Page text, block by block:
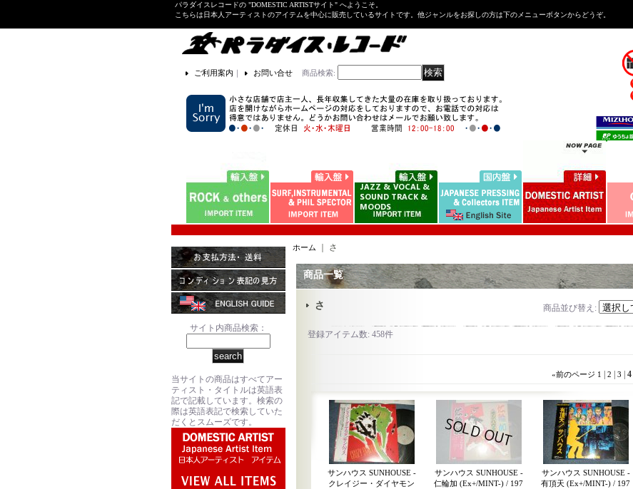
パラダイスレコードの "DOMESTIC ARTISTサイト" へようこそ。
こちらは日本人アーティストのアイテムを中心に販売しているサイトです。他ジャンルをお探しの方は下のメニューボタンからどうぞ。
ご利用案内 ｜ お問い合せ 商品検索:
サイト内商品検索：
当サイトの商品はすべてアー
ティスト・タイトルは英語表
記で記載しています。検索の
際は英語表記で検索していた
だくとスムーズです。
ホーム さ
商品一覧
さ 商品並び替え :
登録アイテム数:458件
«前のページ 1 2 3 4|
サンハウス SUNHOUSE -
クレイジー・ダイヤモン
サンハウス SUNHOUSE -
仁輪加 (Ex+/MINT-) / 197
サンハウス SUNHOUSE -
有頂天 (Ex+/MINT-) / 197